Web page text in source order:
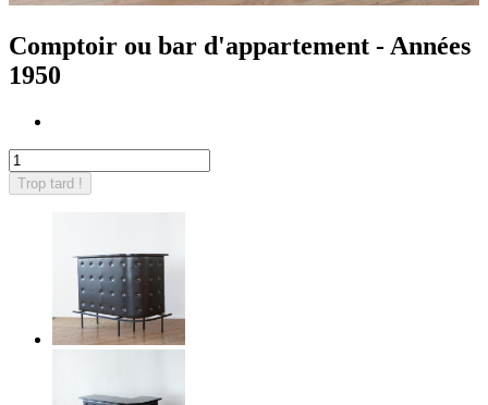
Comptoir ou bar d'appartement - Années
1950
Trop tard !